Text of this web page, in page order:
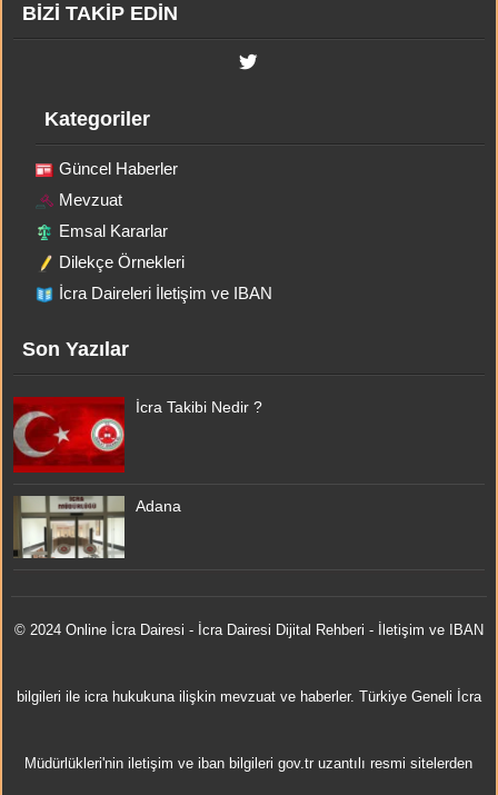
BİZİ TAKİP EDİN
Kategoriler
Güncel Haberler
Mevzuat
Emsal Kararlar
Dilekçe Örnekleri
İcra Daireleri İletişim ve IBAN
Son Yazılar
İcra Takibi Nedir ?
Adana
© 2024 Online İcra Dairesi - İcra Dairesi Dijital Rehberi - İletişim ve IBAN
bilgileri ile icra hukukuna ilişkin mevzuat ve haberler. Türkiye Geneli İcra
Müdürlükleri'nin iletişim ve iban bilgileri gov.tr uzantılı resmi sitelerden